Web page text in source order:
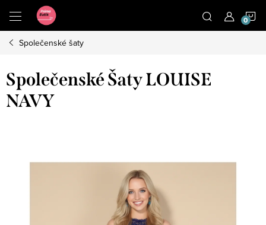
obsah
Společenské šaty
Společenské Šaty LOUISE
NAVY